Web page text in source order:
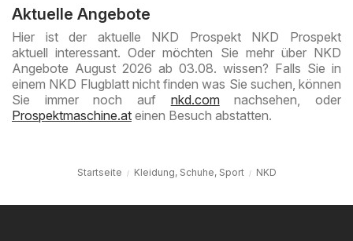
Aktuelle Angebote
Hier ist der aktuelle NKD Prospekt NKD Prospekt
aktuell interessant. Oder möchten Sie mehr über NKD
Angebote August 2026 ab 03.08. wissen? Falls Sie in
einem NKD Flugblatt nicht finden was Sie suchen, können
Sie immer noch auf nkd.comnachsehen, oder
Prospektmaschine.at einen Besuch abstatten.
Startseite Kleidung, Schuhe, Sport NKD